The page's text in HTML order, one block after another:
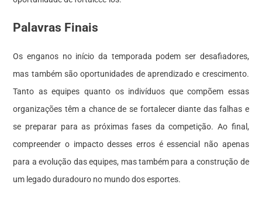
Palavras Finais
Os enganos no início da temporada podem ser desafiadores,
mas também são oportunidades de aprendizado e crescimento.
Tanto as equipes quanto os indivíduos que compõem essas
organizações têm a chance de se fortalecer diante das falhas e
se preparar para as próximas fases da competição. Ao final,
compreender o impacto desses erros é essencial não apenas
para a evolução das equipes, mas também para a construção de
um legado duradouro no mundo dos esportes.